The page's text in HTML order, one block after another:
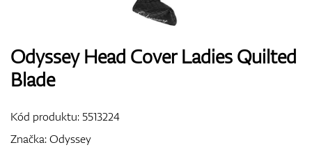
Bagy
Odyssey Head Cover Ladies Quilted
Blade
Kód produktu:5513224
Značka:Odyssey